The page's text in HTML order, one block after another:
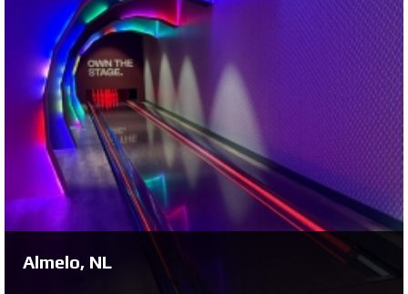
Würzburg, DE
Katso Projekti ...
Almelo, NL